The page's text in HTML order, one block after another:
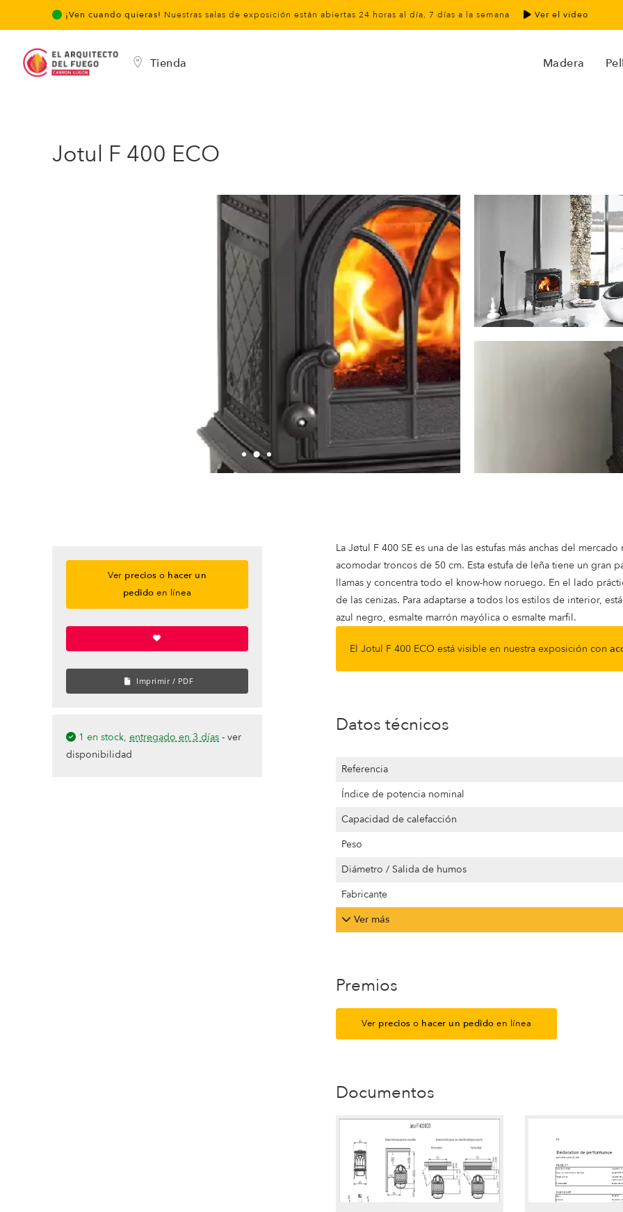
¡Ven cuando quieras! Nuestras salas de exposición están abiertas 24 horas al día, 7 días a la semana Ver el vídeo
Tienda Madera
Jotul F 400 ECO
Ver precios o hacer un
pedido en línea
Imprimir / PDF
1 en stock, entregado en 3 días - ver
disponibilidad
La Jøtul F 400 SE es una de las estufas más anchas del
acomodar troncos de 50 cm. Esta estufa de leña tiene un gran
llamas y concentra todo el know-how noruego. En el lado
de las cenizas. Para adaptarse a todos los estilos de interior,
azul negro, esmalte marrón mayólica o esmalte marfil.
El Jotul F 400 ECO está visible en nuestra exposición con
Datos técnicos
Referencia
Índice de potencia nominal
Capacidad de calefacción
Peso
Diámetro / Salida de humos
Fabricante
Ver más
Premios
Ver precios o hacer un pedido en línea
Documentos